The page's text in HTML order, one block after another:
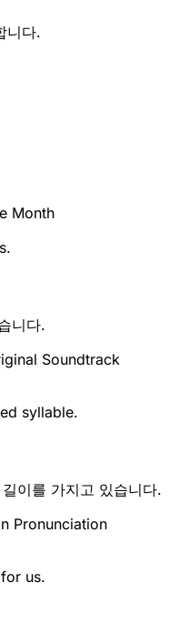
니다.
Month
니다.
Soundtrack
syllable.
이를 가지고 있습니다.
Pronunciation
us.